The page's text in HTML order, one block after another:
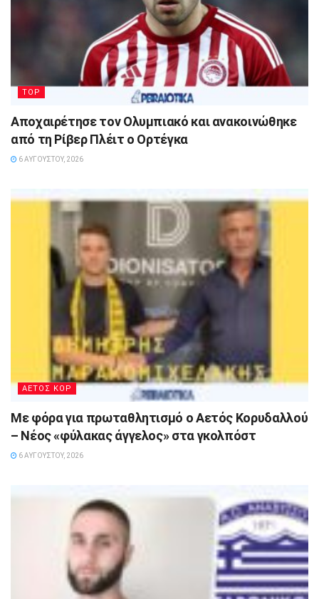
TOP
Αποχαιρέτησε τον Ολυμπιακό και ανακοινώθηκε
από τη Ρίβερ Πλέιτ ο Ορτέγκα
6 ΑΥΓΟΎΣΤΟΥ, 2026
ΑΕΤΟΣ ΚΟΡ
Με φόρα για πρωταθλητισμό ο Αετός Κορυδαλλού
– Νέος «φύλακας άγγελος» στα γκολπόστ
6 ΑΥΓΟΎΣΤΟΥ, 2026